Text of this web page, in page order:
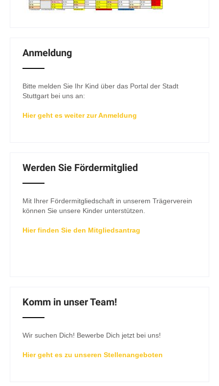
Anmeldung
Bitte melden Sie Ihr Kind über das Portal der Stadt
Stuttgart bei uns an:
Hier geht es weiter zur Anmeldung
Werden Sie Fördermitglied
Mit Ihrer Fördermitgliedschaft in unserem Trägerverein
können Sie unsere Kinder unterstützen.
Hier finden Sie den Mitgliedsantrag
Komm in unser Team!
Wir suchen Dich! Bewerbe Dich jetzt bei uns!
Hier geht es zu unseren Stellenangeboten